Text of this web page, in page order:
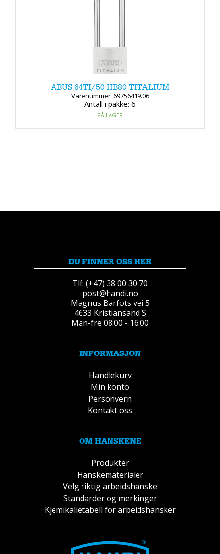
ABUS 64TI/50 HB80 TITALIUM
Varenummer: 69756419.06
Antall i pakke: 6
PÅ LAGER
DU FINNER OSS HER
Tlf: (+47) 38 00 30 70
post@handi.no
Magnus Barfots vei 5
4633 Kristiansand S
Man-fre 08:00 - 16:00
INFORMASJON
Handlekurv
Min konto
Personvern
Kontakt oss
OM HANSKENE
Produkter
Hanskematerialer
Velg riktig arbeidshanske
Standarder og merkinger
Kjemikalietabell for arbeidshansker